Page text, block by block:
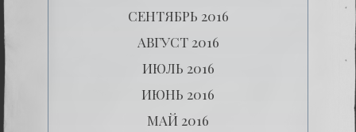
СЕНТЯБРЬ 2016
АВГУСТ 2016
ИЮЛЬ 2016
ИЮНЬ 2016
МАЙ 2016